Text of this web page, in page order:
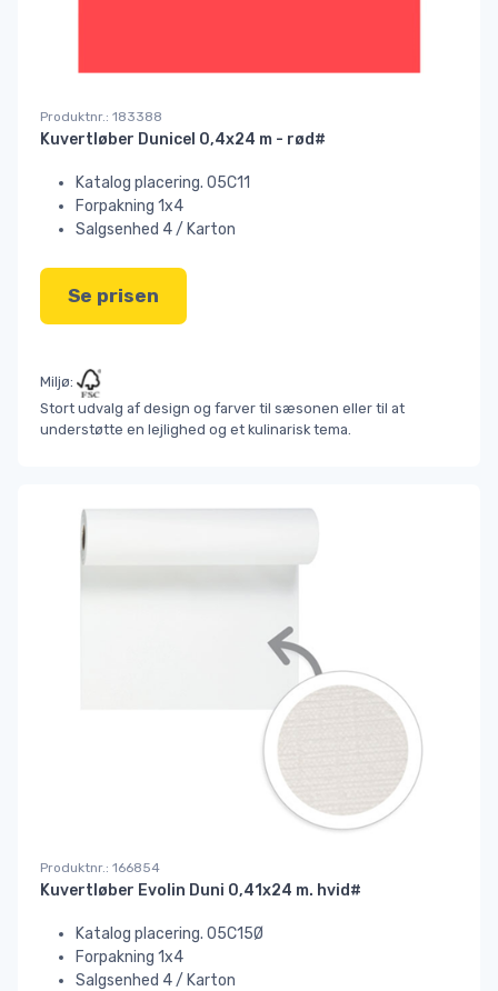
Produktnr.: 183388
Kuvertløber Dunicel 0,4x24 m - rød#
Katalog placering. 05C11
Forpakning 1x4
Salgsenhed 4 / Karton
Se prisen
Miljø:
Stort udvalg af design og farver til sæsonen eller til at
understøtte en lejlighed og et kulinarisk tema.
Produktnr.: 166854
Kuvertløber Evolin Duni 0,41x24 m. hvid#
Katalog placering. 05C15Ø
Forpakning 1x4
Salgsenhed 4 / Karton